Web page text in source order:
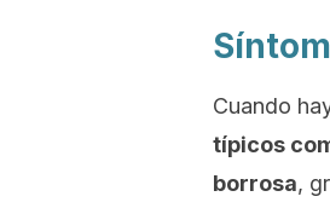
Cuando
típicos
borrosa,